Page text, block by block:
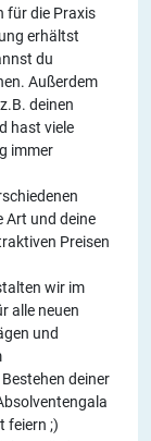
für die Praxis
erhältst
du
Außerdem
deinen
hast viele
immer
Art und deine
Preisen
wir im
alle neuen
und
deiner
feiern ;)